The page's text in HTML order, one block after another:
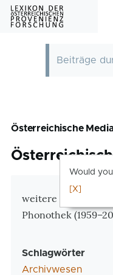
Skip to main content
Österreichische
weitere
Phonothek
Schlagwörter
Archivwesen
Would
[X]